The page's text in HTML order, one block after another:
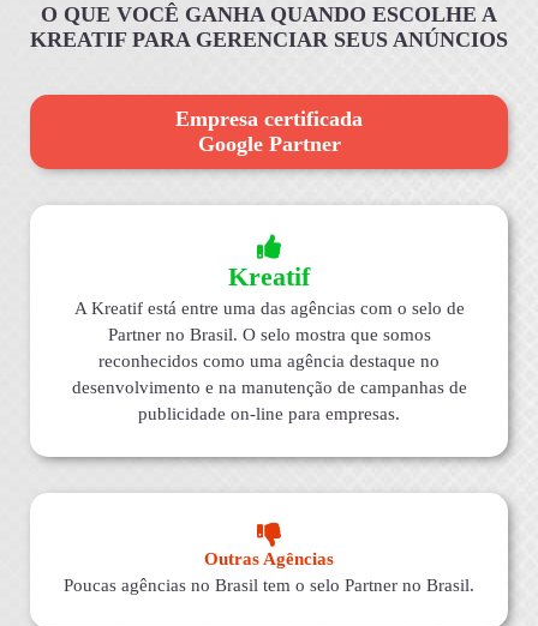
O QUE VOCÊ GANHA QUANDO ESCOLHE A
KREATIF PARA GERENCIAR SEUS ANÚNCIOS
Empresa certificada
Google Partner
Kreatif
A Kreatif está entre uma das agências com o selo de
Partner no Brasil. O selo mostra que somos
reconhecidos como uma agência destaque no
desenvolvimento e na manutenção de campanhas de
publicidade on-line para empresas.
Outras Agências
Poucas agências no Brasil tem o selo Partner no Brasil.